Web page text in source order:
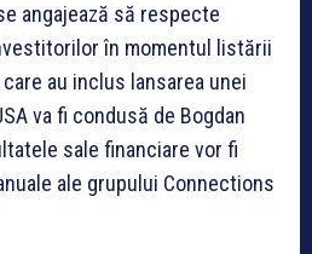
angajează să respecte
în momentul listării
care au inclus lansarea unei
va fi condusă de Bogdan
sale financiare vor fi
ale grupului Connections